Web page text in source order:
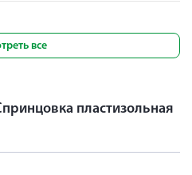
все
пластизольная